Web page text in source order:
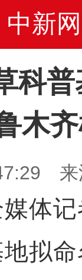
中新网
科
木
来
记
拟